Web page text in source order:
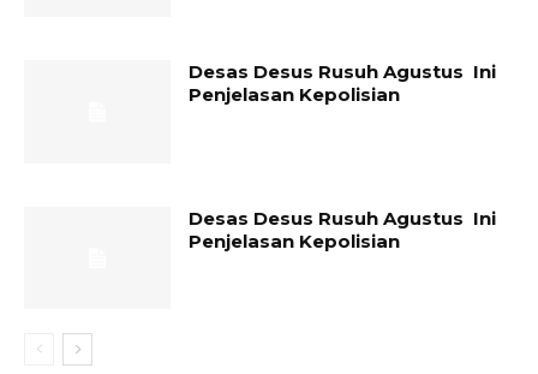
Desas Desus Rusuh Agustus Ini
Penjelasan Kepolisian
Desas Desus Rusuh Agustus Ini
Penjelasan Kepolisian